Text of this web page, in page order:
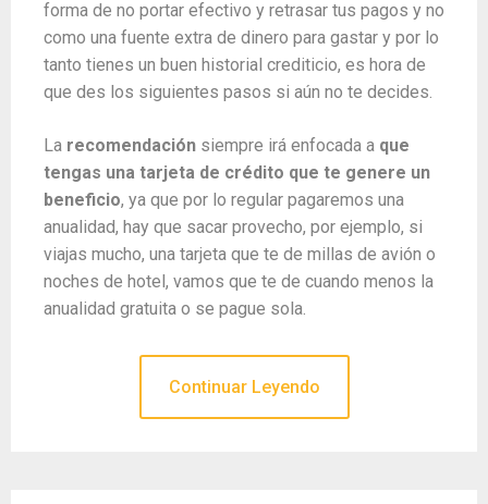
forma de no portar efectivo y retrasar tus pagos y no
como una fuente extra de dinero para gastar y por lo
tanto tienes un buen historial crediticio, es hora de
que des los siguientes pasos si aún no te decides.
La recomendación siempre irá enfocada a que
tengas una tarjeta de crédito que te genere un
beneficio, ya que por lo regular pagaremos una
anualidad, hay que sacar provecho, por ejemplo, si
viajas mucho, una tarjeta que te de millas de avión o
noches de hotel, vamos que te de cuando menos la
anualidad gratuita o se pague sola.
Continuar Leyendo